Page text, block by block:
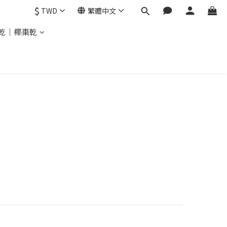
$ TWD 繁體中文
｜椰棗乾